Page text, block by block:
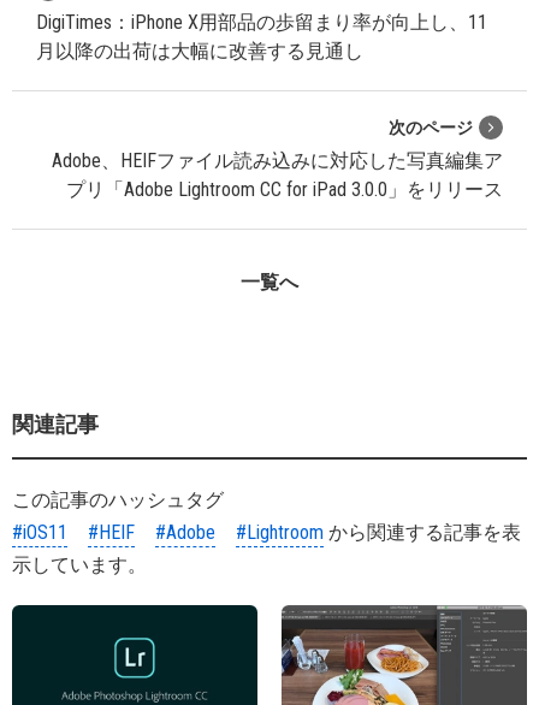
DigiTimes：iPhone X用部品の歩留まり率が向上し、11
月以降の出荷は大幅に改善する見通し
次のページ
Adobe、HEIFファイル読み込みに対応した写真編集ア
プリ「Adobe Lightroom CC for iPad 3.0.0」をリリース
一覧へ
関連記事
この記事のハッシュタグ
#iOS11
#HEIF #Adobe #Lightroom から関連する記事を表
示しています。